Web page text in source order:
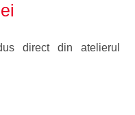
direct din atelierul